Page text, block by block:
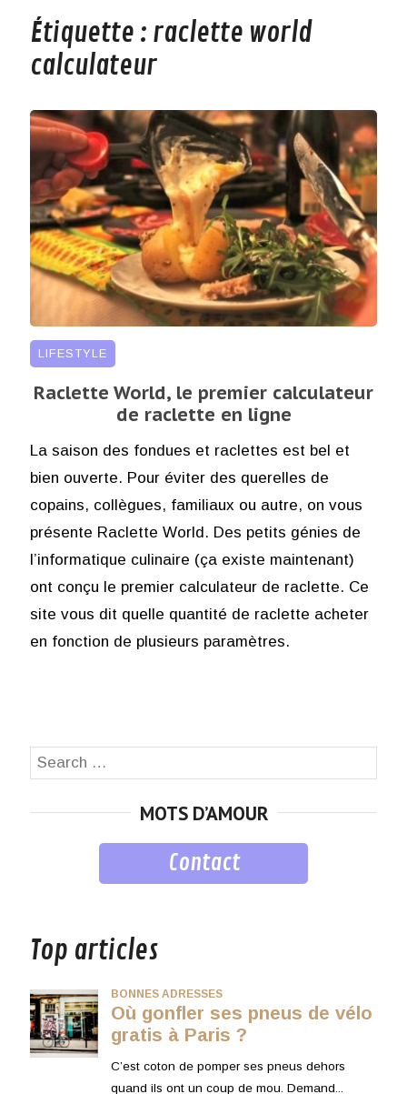
Étiquette : raclette world
calculateur
LIFESTYLE
Raclette World, le premier calculateur
de raclette en ligne
La saison des fondues et raclettes est bel et
bien ouverte. Pour éviter des querelles de
copains, collègues, familiaux ou autre, on vous
présente Raclette World. Des petits génies de
l’informatique culinaire (ça existe maintenant)
ont conçu le premier calculateur de raclette. Ce
site vous dit quelle quantité de raclette acheter
en fonction de plusieurs paramètres.
Search
MOTS D’AMOUR
Contact
Top articles